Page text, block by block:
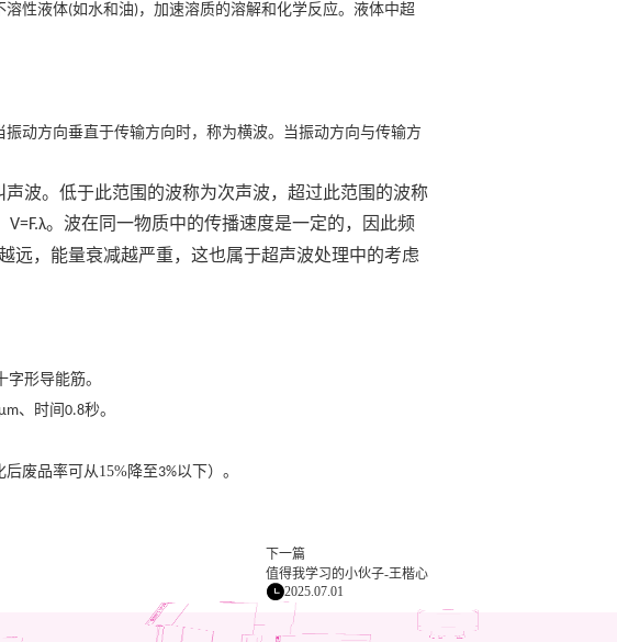
溶性液体(如水和油)，加速溶质的溶解和化学反应。液体中超
动方向垂直于传输方向时，称为横波。当振动方向与传输方
声波。低于此范围的波称为次声波，超过此范围的波称
V=F.λ。波在同一物质中的传播速度是一定的，因此频
远，能量衰减越严重，这也属于超声波处理中的考虑
字形导能筋。
、时间 0.8秒。
后废品率可从15%降至3%以下）。
下一篇
值得我学习的小伙子-王楷心
2025.07.01